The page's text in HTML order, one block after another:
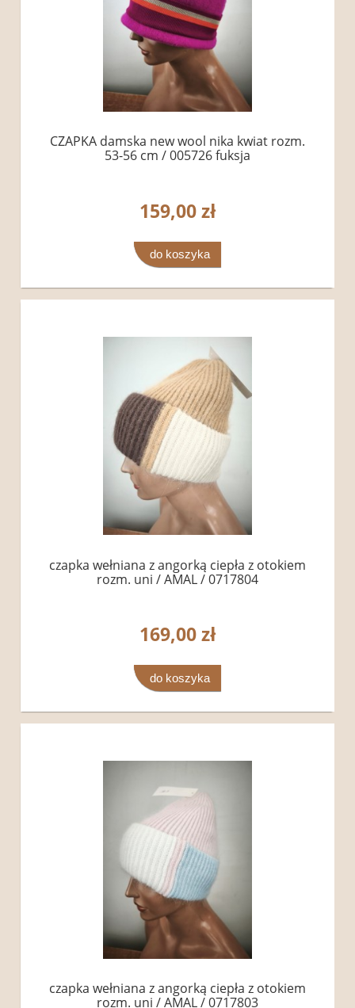
CZAPKA damska new wool nika kwiat rozm.
53-56 cm / 005726 fuksja
159,00 zł
do koszyka
czapka wełniana z angorką ciepła z otokiem
rozm. uni / AMAL / 0717804
169,00 zł
do koszyka
czapka wełniana z angorką ciepła z otokiem
rozm. uni / AMAL / 0717803